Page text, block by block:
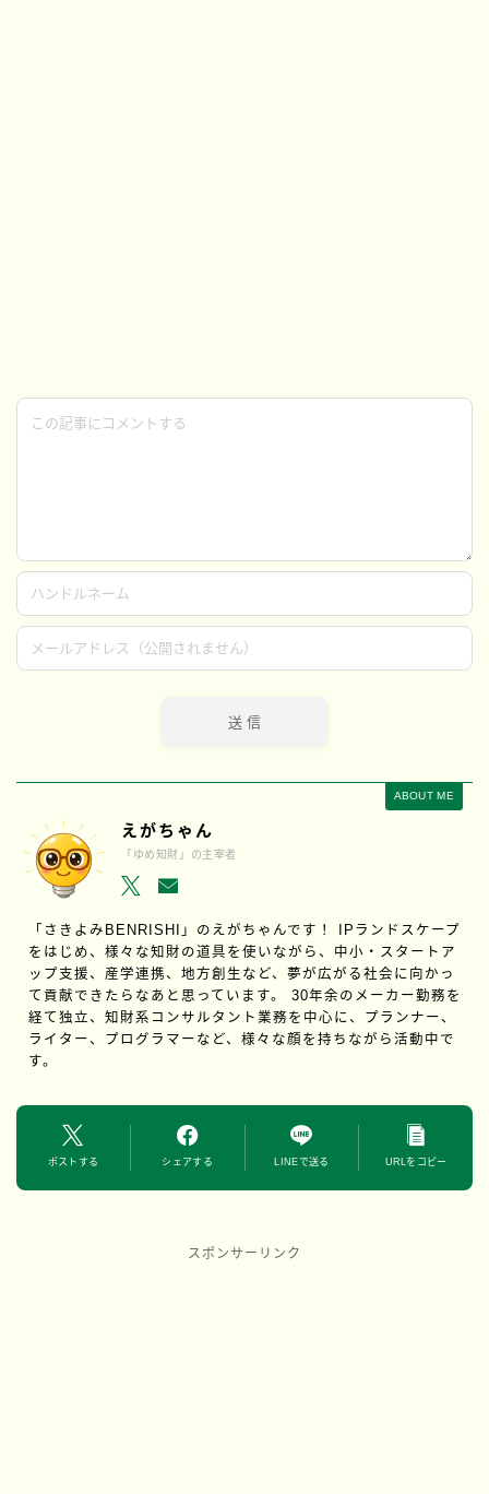
ABOUT ME
えがちゃん
「ゆめ知財」の主宰者
「さきよみBENRISHI」のえがちゃんです！ IPランドスケープ
をはじめ、様々な知財の道具を使いながら、中小・スタートア
ップ支援、産学連携、地方創生など、夢が広がる社会に向かっ
て貢献できたらなあと思っています。 30年余のメーカー勤務を
経て独立、知財系コンサルタント業務を中心に、プランナー、
ライター、プログラマーなど、様々な顔を持ちながら活動中で
す。
ポストする シェアする LINEで送る URLをコピー
スポンサーリンク